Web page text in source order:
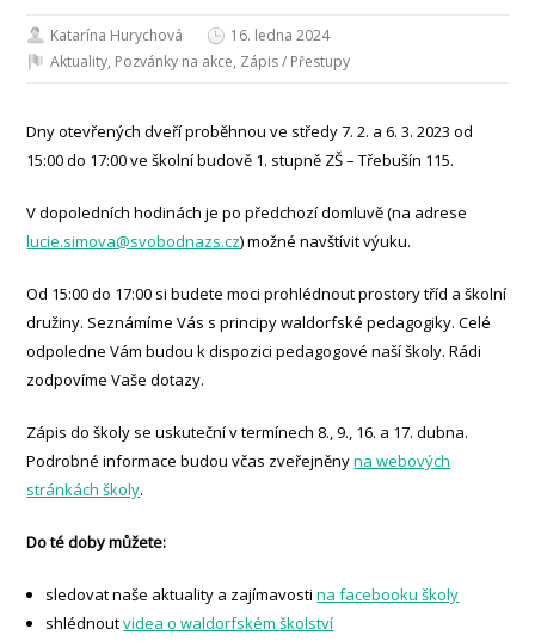
Katarína Hurychová
16. ledna 2024
Aktuality, Pozvánky na akce, Zápis / Přestupy
Dny otevřených dveří proběhnou ve středy 7. 2. a 6. 3. 2023 od
15:00 do 17:00 ve školní budově 1. stupně ZŠ – Třebušín 115.
V dopoledních hodinách je po předchozí domluvě (na adrese
lucie.simova@svobodnazs.cz) možné navštívit výuku.
Od 15:00 do 17:00 si budete moci prohlédnout prostory tříd a školní
družiny. Seznámíme Vás s principy waldorfské pedagogiky. Celé
odpoledne Vám budou k dispozici pedagogové naší školy. Rádi
zodpovíme Vaše dotazy.
Zápis do školy se uskuteční v termínech 8., 9., 16. a 17. dubna.
Podrobné informace budou včas zveřejněnyna webových
stránkách školy.
Do té doby můžete:
sledovat naše aktuality a zajímavostina facebooku školy
shlédnoutvidea o waldorfském školství